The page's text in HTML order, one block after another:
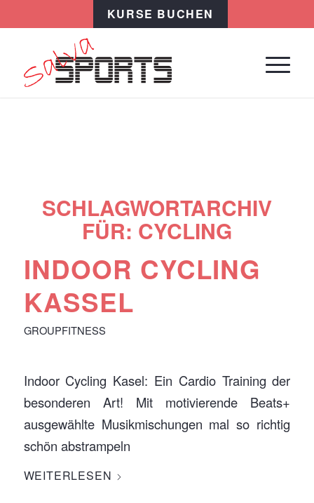
KURSE BUCHEN
SCHLAGWORTARCHIV
FÜR: CYCLING
INDOOR CYCLING
KASSEL
GROUPFITNESS
Indoor Cycling Kasel: Ein Cardio Training der
besonderen Art! Mit motivierende Beats+
ausgewählte Musikmischungen mal so richtig
schön abstrampeln
WEITERLESEN